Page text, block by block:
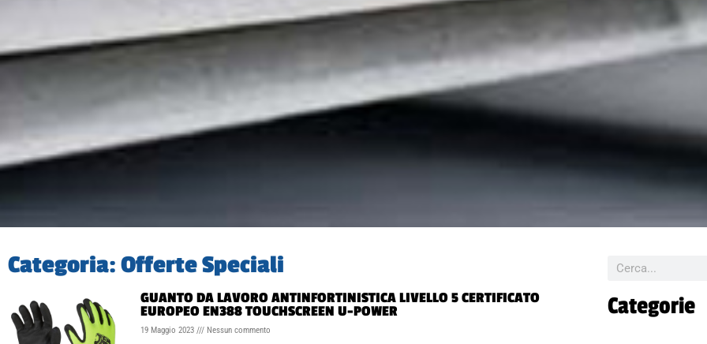
Categoria: Offerte Speciali
GUANTO DA LAVORO ANTINFORTINISTICA LIVELLO 5 CERTIFICATO
EUROPEO EN388 TOUCHSCREEN U-POWER
19 Maggio 2023 Nessun commento
Categorie